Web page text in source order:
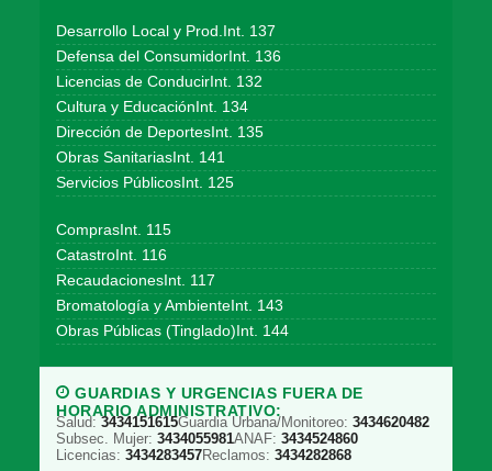
Desarrollo Local y Prod.Int. 137
Defensa del ConsumidorInt. 136
Licencias de ConducirInt. 132
Cultura y EducaciónInt. 134
Dirección de DeportesInt. 135
Obras SanitariasInt. 141
Servicios PúblicosInt. 125
ComprasInt. 115
CatastroInt. 116
RecaudacionesInt. 117
Bromatología y AmbienteInt. 143
Obras Públicas (Tinglado)Int. 144
GUARDIAS Y URGENCIAS FUERA DE
HORARIO ADMINISTRATIVO:
Salud: 3434151615Guardia Urbana/Monitoreo: 3434620482
Subsec. Mujer: 3434055981ANAF: 3434524860
Licencias: 3434283457Reclamos: 3434282868